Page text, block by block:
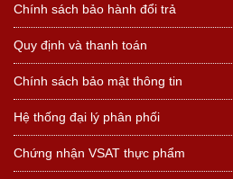
Chính sách bảo hành đổi trả
Quy định và thanh toán
Chính sách bảo mật thông tin
Hệ thống đại lý phân phối
Chứng nhận VSAT thực phẩm